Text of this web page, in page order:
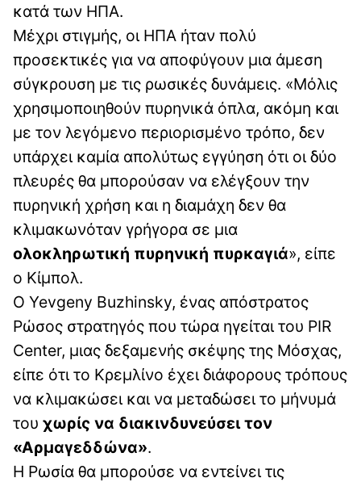
κατά των ΗΠΑ.
Μέχρι στιγμής, οι ΗΠΑ ήταν πολύ
προσεκτικές για να αποφύγουν μια άμεση
σύγκρουση με τις ρωσικές δυνάμεις. «Μόλις
χρησιμοποιηθούν πυρηνικά όπλα, ακόμη και
με τον λεγόμενο περιορισμένο τρόπο, δεν
υπάρχει καμία απολύτως εγγύηση ότι οι δύο
πλευρές θα μπορούσαν να ελέγξουν την
πυρηνική χρήση και η διαμάχη δεν θα
κλιμακωνόταν γρήγορα σε μια
ολοκληρωτική πυρηνική πυρκαγιά», είπε
ο Κίμπολ.
Ο Yevgeny Buzhinsky, ένας απόστρατος
Ρώσος στρατηγός που τώρα ηγείται του PIR
Center, μιας δεξαμενής σκέψης της Μόσχας,
είπε ότι το Κρεμλίνο έχει διάφορους τρόπους
να κλιμακώσει και να μεταδώσει το μήνυμά
του χωρίς να διακινδυνεύσει τον
«Αρμαγεδδώνα».
Η Ρωσία θα μπορούσε να εντείνει τις